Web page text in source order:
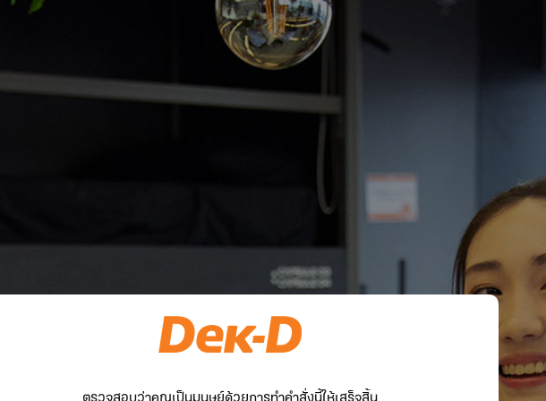
ตรวจสอบว่าคุณเป็นมนุษย์ด้วยการทำคำสั่งนี้ให้เสร็จสิ้น